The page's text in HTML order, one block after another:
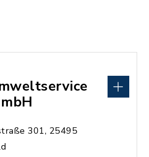
301, 25495